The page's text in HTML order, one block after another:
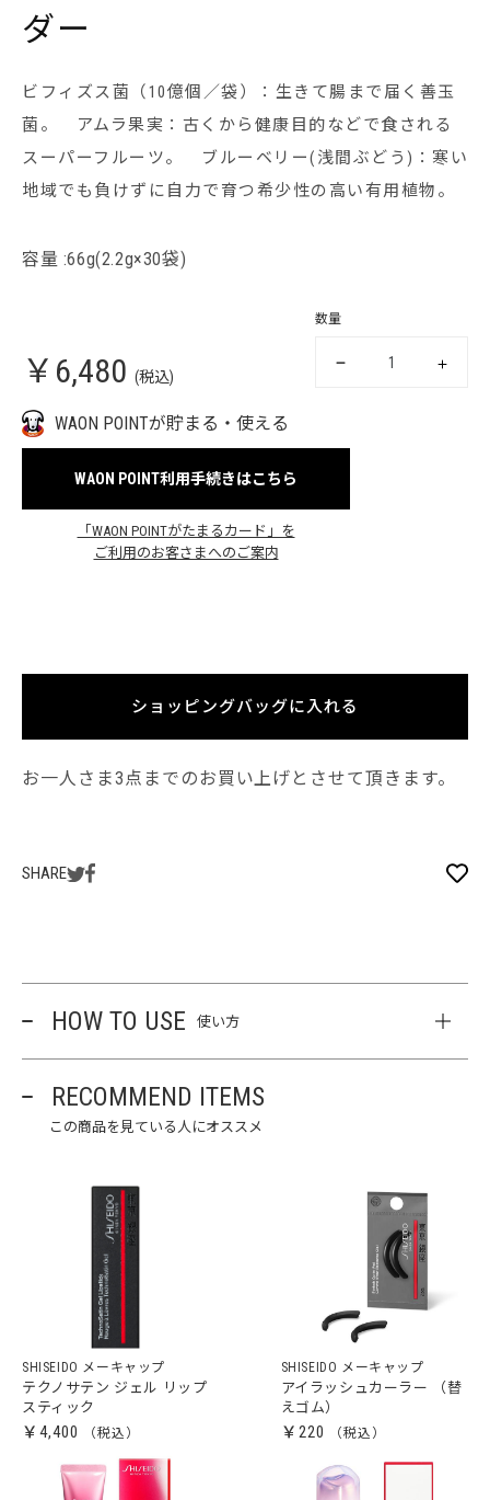
ダー
ビフィズス菌（10億個／袋）：生きて腸まで届く善玉
菌。 アムラ果実：古くから健康目的などで食される
スーパーフルーツ。 ブルーベリー(浅間ぶどう)：寒い
地域でも負けずに自力で育つ希少性の高い有用植物。
容量 :66g(2.2g×30袋)
￥6,480 (税込)
数量
WAON POINTが貯まる・使える
WAON POINT利用手続きはこちら
「WAON POINTがたまるカード」を
ご利用のお客さまへのご案内
ショッピングバッグに入れる
お一人さま3点までのお買い上げとさせて頂きます。
SHARE
HOW TO USE 使い方
RECOMMEND ITEMS
この商品を見ている人にオススメ
SHISEIDO メーキャップ
テクノサテン ジェル リップ
スティック
￥4,400
SHISEIDO メーキャップ
アイラッシュカーラー （替
えゴム）
￥220